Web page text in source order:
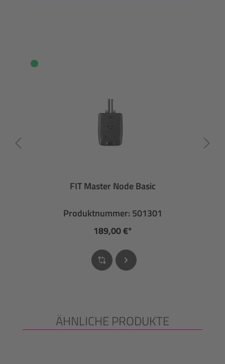
FIT Master Node Basic
Produktnummer: 501301
189,00 €*
Produktgalerie überspringen
ÄHNLICHE PRODUKTE